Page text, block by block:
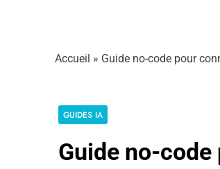
Accueil » Guide no-code pour
GUIDES IA
Guide no-